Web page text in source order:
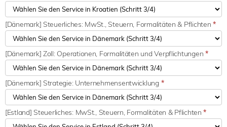
[Dänemark] Steuerliches: MwSt., Steuern, Formalitäten & Pflichten*
[Dänemark] Zoll: Operationen, Formalitäten und Verpflichtungen *
[Dänemark] Strategie: Unternehmensentwicklung *
[Estland] Steuerliches: MwSt., Steuern, Formalitäten & Pflichten*